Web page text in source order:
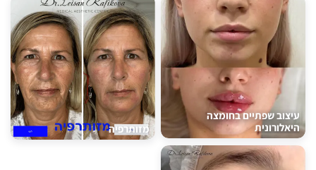
עיצוב שפתיים בחומצה
היאלורונית
מזותרפיה